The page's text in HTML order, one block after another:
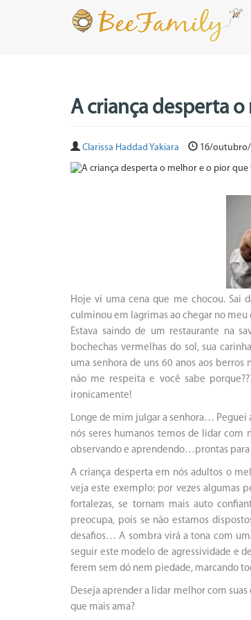
A criança desperta
Clarissa Haddad Yakiara 16/outubro/
Hoje vi uma cena que me chocou. Sai
culminou em lagrimas ao chegar no
Estava saindo de um restaurante na
bochechas vermelhas do sol, sua
uma senhora de uns 60 anos aos berros
não me respeita e você sabe
ironicamente!
Longe de mim julgar a senhora… Peguei
nós seres humanos temos de lidar com
observando e aprendendo…prontas
A criança desperta em nós adultos o
veja este exemplo: por vezes algumas
fortalezas, se tornam mais auto
preocupa, pois se não estamos
desafios… A sombra virá a tona com
seguir este modelo de agressividade e
ferem sem dó nem piedade, marcando
Deseja aprender a lidar melhor com suas
que mais ama?